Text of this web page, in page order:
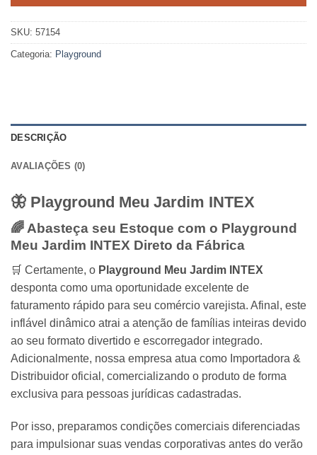
SKU: 57154
Categoria: Playground
DESCRIÇÃO
AVALIAÇÕES (0)
🦋 Playground Meu Jardim INTEX
🌈 Abasteça seu Estoque com o Playground
Meu Jardim INTEX Direto da Fábrica
🛒 Certamente, o Playground Meu Jardim INTEX
desponta como uma oportunidade excelente de
faturamento rápido para seu comércio varejista. Afinal, este
inflável dinâmico atrai a atenção de famílias inteiras devido
ao seu formato divertido e escorregador integrado.
Adicionalmente, nossa empresa atua como Importadora &
Distribuidor oficial, comercializando o produto de forma
exclusiva para pessoas jurídicas cadastradas.
Por isso, preparamos condições comerciais diferenciadas
para impulsionar suas vendas corporativas antes do verão